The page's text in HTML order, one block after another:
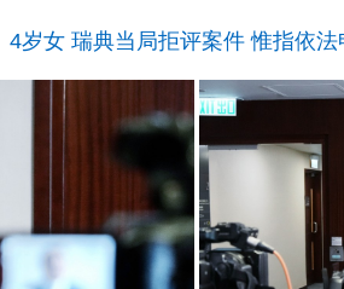
岁女 瑞典当局拒评案件 惟指依法